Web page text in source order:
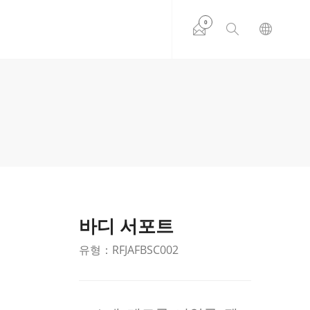
0
바디 서포트
유형：RFJAFBSC002